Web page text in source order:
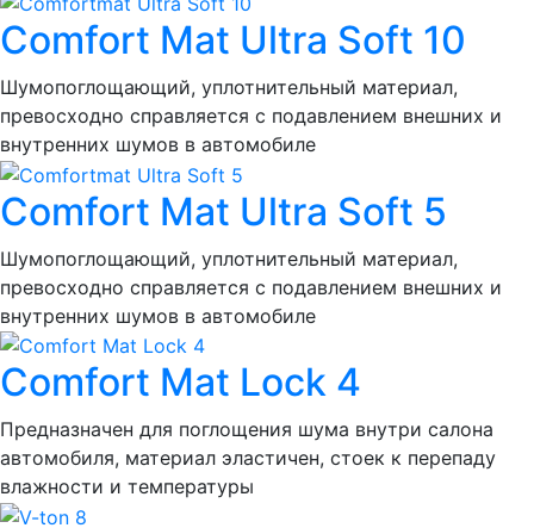
Comfort Mat Ultra Soft 10
Шумопоглощающий, уплотнительный материал,
превосходно справляется с подавлением внешних и
внутренних шумов в автомобиле
Comfort Mat Ultra Soft 5
Шумопоглощающий, уплотнительный материал,
превосходно справляется с подавлением внешних и
внутренних шумов в автомобиле
Comfort Mat Lock 4
Предназначен для поглощения шума внутри салона
автомобиля, материал эластичен, стоек к перепаду
влажности и температуры